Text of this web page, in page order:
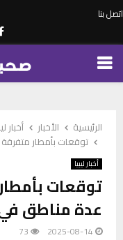
اتصل بنا
PRIMARY
الرئيسية الأخبار
أخبار
توقعات بأمطار
أخبار ليبيا
توقعات
عدة مناطق في
2025-08-14
73